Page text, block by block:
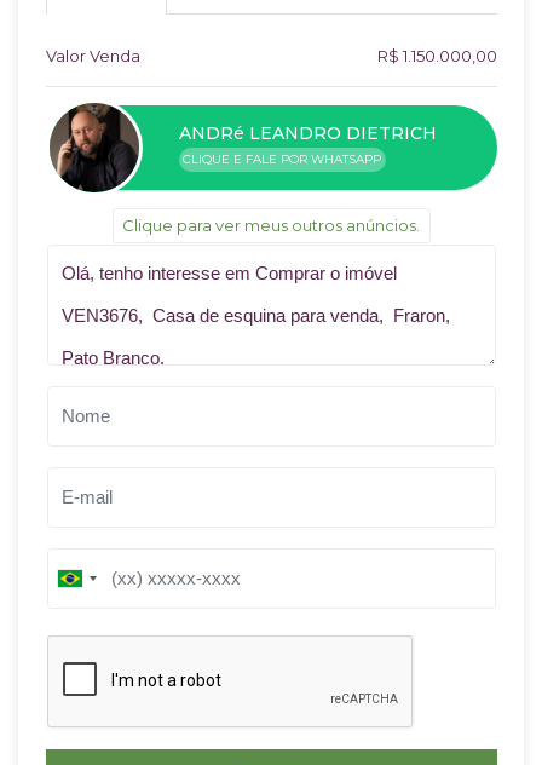
Valor Venda R$ 1.150.000,00
ANDRé LEANDRO DIETRICH
CLIQUE E FALE POR WHATSAPP
Clique para ver meus outros anúncios.
B
i
5
5